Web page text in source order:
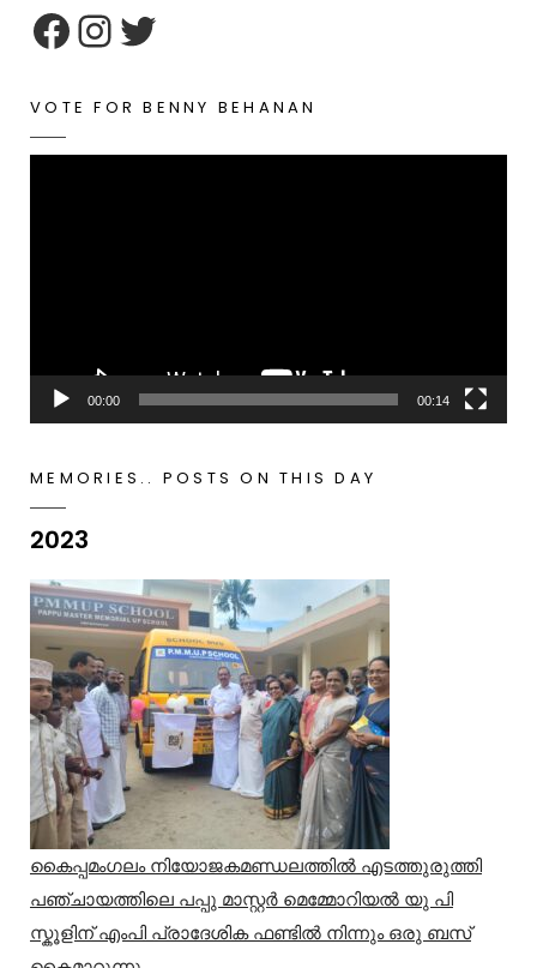
google maps embed zoom
VOTE FOR BENNY BEHANAN
00:00 00:14
MEMORIES.. POSTS ON THIS DAY
2023
കൈപ്പമംഗലം നിയോജകമണ്ഡലത്തിൽ എടത്തുരുത്തി
പഞ്ചായത്തിലെ പപ്പു മാസ്റ്റർ മെമ്മോറിയൽ യു പി
സ്കൂളിന് എംപി പ്രാദേശിക ഫണ്ടിൽ നിന്നും ഒരു ബസ്